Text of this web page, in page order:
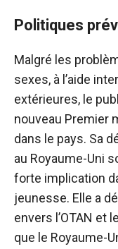
Politiques
Malgré les
sexes, à l’aide
extérieures, le
nouveau Premier
dans le pays. Sa
au Royaume-Uni
forte implication
jeunesse. Elle a
envers l’OTAN et
que le Royaume-